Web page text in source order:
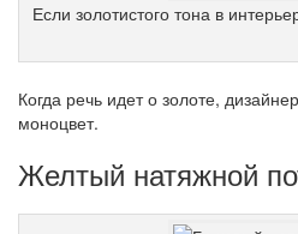
Если золотистого тона в
Когда речь идет о золоте,
моноцвет.
Желтый натяжной